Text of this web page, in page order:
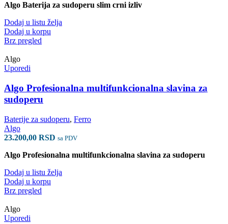
Algo Baterija za sudoperu slim crni izliv
Dodaj u listu želja
Dodaj u korpu
Brz pregled
Algo
Uporedi
Algo Profesionalna multifunkcionalna slavina za
sudoperu
Baterije za sudoperu, Ferro
Algo
23.200,00 RSD sa PDV
Algo Profesionalna multifunkcionalna slavina za sudoperu
Dodaj u listu želja
Dodaj u korpu
Brz pregled
Algo
Uporedi